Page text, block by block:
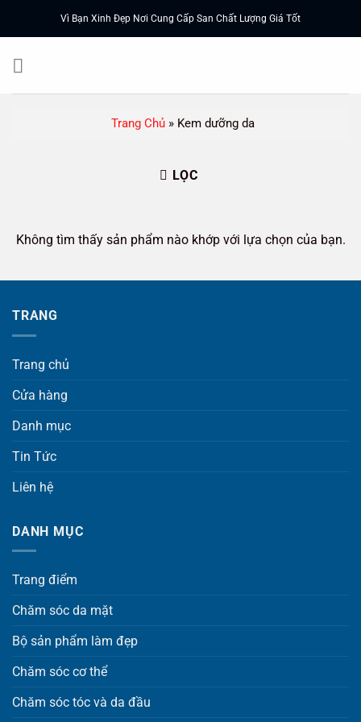
dung
Vì Bạn Xinh Đẹp Nơi Cung Cấp San Chất Lượng Giá Tốt
Trang Chủ» Kem dưỡng da
LỌC
Không tìm thấy sản phẩm nào khớp với lựa chọn của bạn.
TRANG
Trang chủ
Cửa hàng
Danh mục
Tin Tức
Liên hệ
DANH MỤC
Trang điểm
Chăm sóc da mặt
Bộ sản phẩm làm đẹp
Chăm sóc cơ thể
Chăm sóc tóc và da đầu